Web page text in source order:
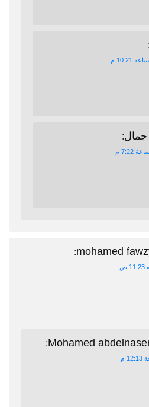
:
:
mohamed
:
Mohamed
: